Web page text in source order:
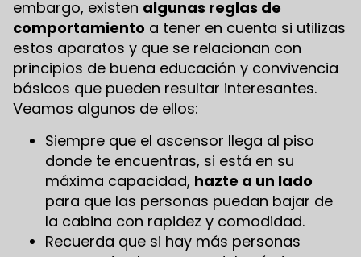
embargo, existen algunas reglas de
comportamiento a tener en cuenta si utilizas
estos aparatos y que se relacionan con
principios de buena educación y convivencia
básicos que pueden resultar interesantes.
Veamos algunos de ellos:
Siempre que el ascensor llega al piso
donde te encuentras, si está en su
máxima capacidad, hazte a un lado
para que las personas puedan bajar de
la cabina con rapidez y comodidad.
Recuerda que si hay más personas